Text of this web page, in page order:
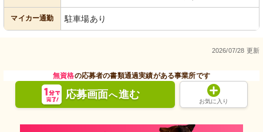
マイカー通勤 駐車場あり
2026/07/28 更新
無資格の応募者の書類通過実績がある事業所です
応募画面へ進む
お気に入り